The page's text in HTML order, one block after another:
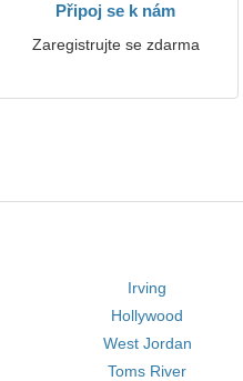
Připoj se k nám
Zaregistrujte se zdarma
Irving
Hollywood
West Jordan
Toms River